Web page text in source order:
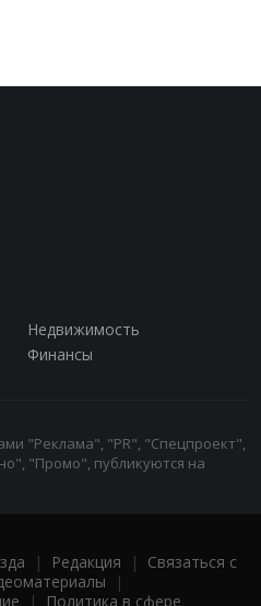
Недвижимость
Финансы
"Реклама", "PR", "Спецпроект",
"Промо", публикуются на
| Редакция | Связаться с
|
| Политика в сфере